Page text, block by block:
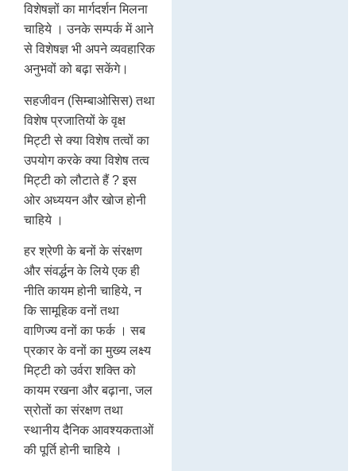
विशेषज्ञों का मार्गदर्शन मिलना
चाहिये । उनके सम्पर्क में आने
से विशेषज्ञ भी अपने व्यवहारिक
अनुभवों को बढ़ा सकेंगे।
सहजीवन (सिम्बाओसिस) तथा
विशेष प्रजातियों के वृक्ष
मिट्टी से क्या विशेष तत्वों का
उपयोग करके क्या विशेष तत्व
मिट्टी को लौटाते हैं ? इस
ओर अध्ययन और खोज होनी
चाहिये ।
हर श्रेणी के बनों के संरक्षण
और संवर्द्धन के लिये एक ही
नीति कायम होनी चाहिये, न
कि सामूहिक वनों तथा
वाणिज्य वनों का फर्क । सब
प्रकार के वनों का मुख्य लक्ष्य
मिट्टी को उर्वरा शक्ति को
कायम रखना और बढ़ाना, जल
स्रोतों का संरक्षण तथा
स्थानीय दैनिक आवश्यकताओं
की पूर्ति होनी चाहिये ।